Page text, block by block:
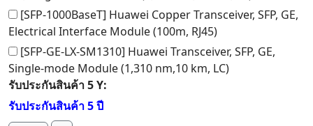
[SFP-1000BaseT] Huawei Copper Transceiver, SFP, GE,
Electrical Interface Module (100m, RJ45)
[SFP-GE-LX-SM1310] Huawei Transceiver, SFP, GE,
Single-mode Module (1,310 nm,10 km, LC)
รับประกันสินค้า 5 Y:
รับประกันสินค้า 5 ปี